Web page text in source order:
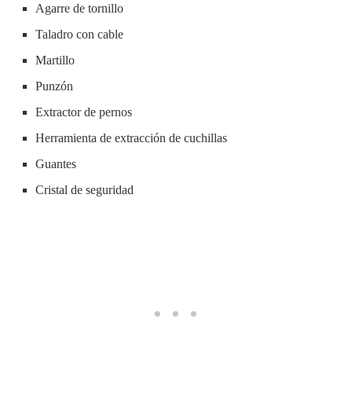
Agarre de tornillo
Taladro con cable
Martillo
Punzón
Extractor de pernos
Herramienta de extracción de cuchillas
Guantes
Cristal de seguridad